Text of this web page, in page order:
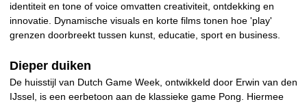
identiteit en tone of voice omvatten creativiteit, ontdekking en
innovatie. Dynamische visuals en korte films tonen hoe 'play'
grenzen doorbreekt tussen kunst, educatie, sport en business.
Dieper duiken
De huisstijl van Dutch Game Week, ontwikkeld door Erwin van den
IJssel, is een eerbetoon aan de klassieke game Pong. Hiermee